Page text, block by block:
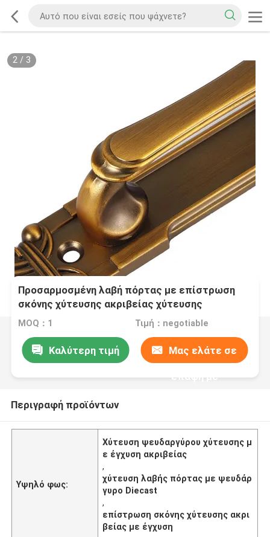
2/ 3
Προσαρμοσμένη λαβή πόρτας με επίστρωση
σκόνης χύτευσης ακριβείας χύτευσης
ψευδαργύρου
MOQ：1 Τιμή：negotiable
Καλύτερη τιμή Μας ελάτε σε
επαφή με
Περιγραφή προϊόντων
Υψηλό φως:
Χύτευση ψευδαργύρου χύτευσης μ
ε έγχυση ακριβείας
,
χύτευση λαβής πόρτας με ψευδάρ
γυρο Diecast
,
επίστρωση σκόνης χύτευσης ακρι
βείας με έγχυση